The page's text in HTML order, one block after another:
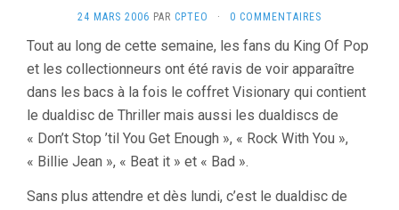
24 MARS 2006 PAR CPTEO · 0 COMMENTAIRES
Tout au long de cette semaine, les fans du King Of Pop
et les collectionneurs ont été ravis de voir apparaître
dans les bacs à la fois le coffret Visionary qui contient
le dualdisc de Thriller mais aussi les dualdiscs de
« Don’t Stop ’til You Get Enough », « Rock With You »,
« Billie Jean », « Beat it » et « Bad ».
Sans plus attendre et dès lundi, c’est le dualdisc de